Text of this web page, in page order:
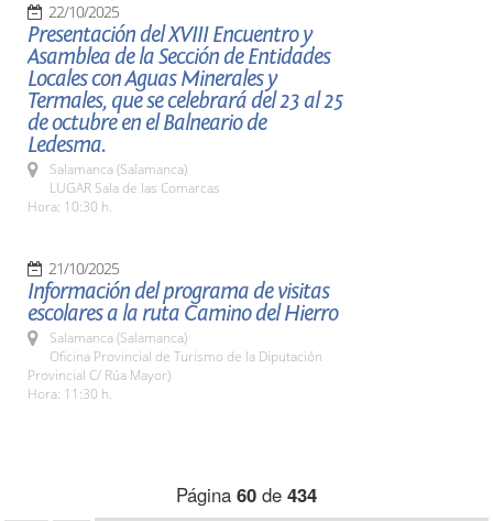
22/10/2025
Presentación del XVIII Encuentro y
Asamblea de la Sección de Entidades
Locales con Aguas Minerales y
Termales, que se celebrará del 23 al 25
de octubre en el Balneario de
Ledesma.
Salamanca (Salamanca)
LUGAR Sala de las Comarcas
Hora: 10:30 h.
21/10/2025
Información del programa de visitas
escolares a la ruta Camino del Hierro
Salamanca (Salamanca)
Oficina Provincial de Turismo de la Diputación
Provincial C/ Rúa Mayor)
Hora: 11:30 h.
Página 60 de 434